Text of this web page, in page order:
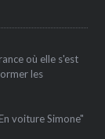
où elle s'est
les
voiture Simone"